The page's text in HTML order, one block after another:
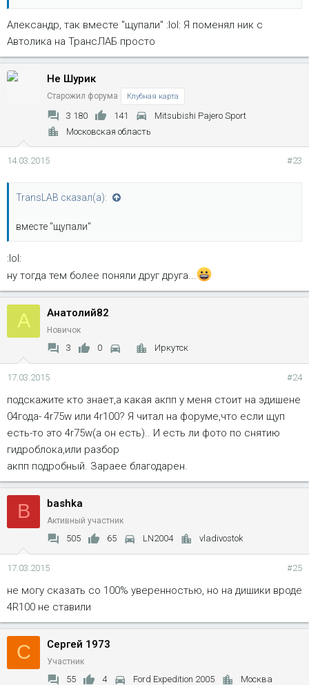
Александр, так вместе "щупали" :lol: Я поменял ник с
Автолика на ТрансЛАБ просто
Не Шурик
Старожил форума Клубная карта
3 180 141
Mitsubishi Pajero Sport
Московская область
14.03.2015 #23
TransLAB сказал(а):
вместе "щупали"
:lol:
ну тогда тем более поняли друг друга...
А Анатолий82
Новичок
3 0 Иркутск
17.03.2015 #24
подскажите кто знает,а какая акпп у меня стоит на эдишене
04года- 4r75w или 4r100? Я читал на форуме,что если щуп
есть-то это 4r75w(а он есть).. И есть ли фото по снятию
гидроблока,или разбор
акпп подробный. Зараее благодарен.
B bashka
Активный участник
505 65 LN2004 vladivostok
17.03.2015 #25
не могу сказать со 100% уверенностью, но на дишики вроде
4R100 не ставили
С Сергей 1973
Участник
55 4 Ford Expedition 2005 Москва